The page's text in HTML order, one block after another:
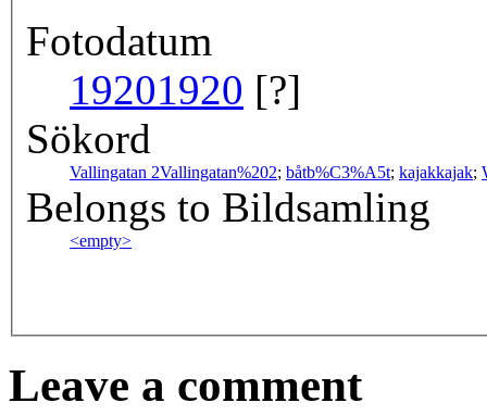
Fotodatum
19201920 [?]
Sökord
Vallingatan 2Vallingatan%202; båtb%C3%A5t; kajakkajak;
Belongs to Bildsamling
<empty>
Leave a comment